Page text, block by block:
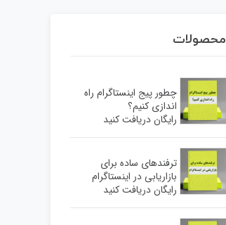
محصولات
چطور پیج اینستاگرام راه
اندازی کنیم؟
رایگان دریافت کنید
ترفندهای ساده برای
بازاریابی در اینستاگرام
رایگان دریافت کنید